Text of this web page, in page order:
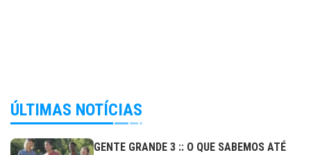
ÚLTIMAS NOTÍCIAS
GENTE GRANDE 3 :: O QUE SABEMOS ATÉ